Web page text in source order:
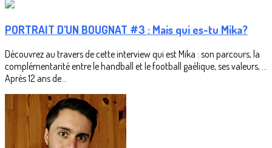
PORTRAIT D'UN BOUGNAT #3 : Mais qui es-tu Mika?
Découvrez au travers de cette interview qui est Mika : son parcours, la
complémentarité entre le handball et le football gaélique, ses valeurs, …
Après 12 ans de...